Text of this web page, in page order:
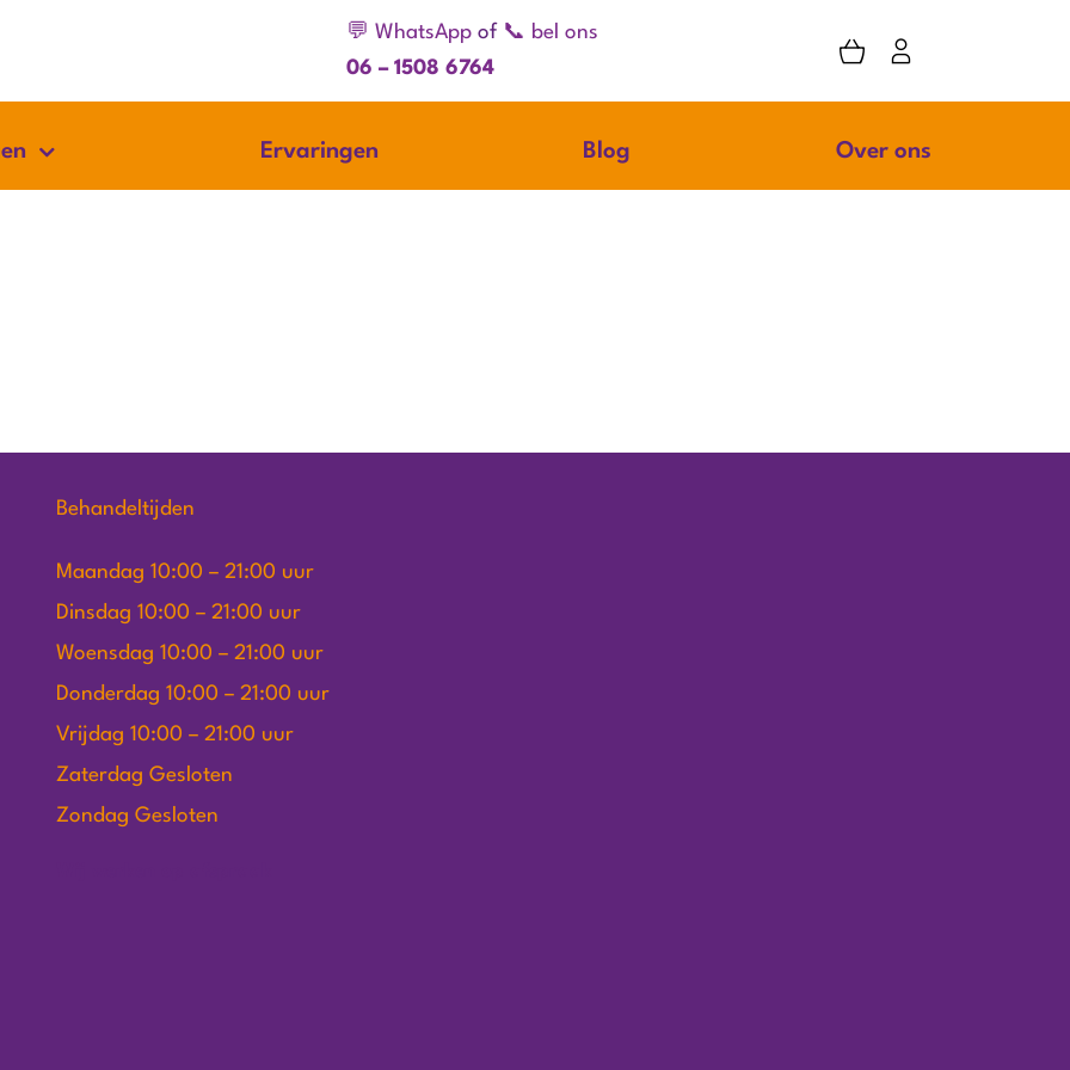
💬 WhatsAppof 📞 bel ons
06 – 1508 6764
Ervaringen Blog Over ons
Behandeltijden
Maandag 10:00 – 21:00 uur
Dinsdag 10:00 – 21:00 uur
Woensdag 10:00 – 21:00 uur
Donderdag 10:00 – 21:00 uur
Vrijdag 10:00 – 21:00 uur
Zaterdag Gesloten
Zondag Gesloten